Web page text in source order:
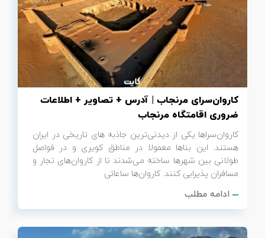
کاروان‌سرای مرنجاب | آدرس + تصاویر + اطلاعات
ضروری اقامتگاه مرنجاب
کاروان‌سراها یکی از دیدنی‌ترین جاذبه های تاریخی در ایران
هستند. این بناها معمولا در مناطق کویری و در فواصل
طولانی بین شهرها ساخته می‌شدند تا از کاروان‌های تجار و
مسافران پذیرایی کنند. کاروان‌ها ساعاتی
ادامه مطلب